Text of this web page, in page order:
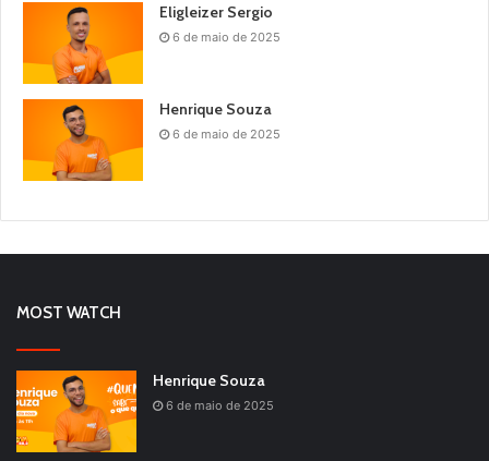
Eligleizer Sergio
6 de maio de 2025
Henrique Souza
6 de maio de 2025
MOST WATCH
Henrique Souza
6 de maio de 2025